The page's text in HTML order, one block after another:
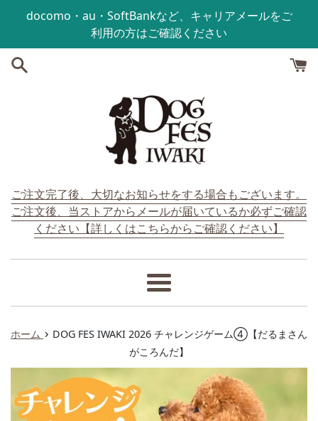
コンテンツにスキップする
docomo・au・SoftBankなど、キャリアメールをご
利用の方はご確認ください
ご注文完了後、大切なお知らせをする場合もございます。
ご注文後、当ストアからメールが届いているか必ずご確認
ください【詳しくはこちらからご確認ください】
メ
ニ
ー
ホーム › DOG FES IWAKI 2026 チャレンジゲーム④【だるまさん
がころんだ】